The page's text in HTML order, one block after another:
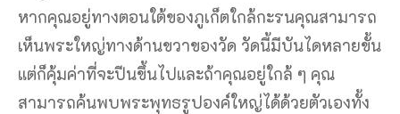
หากคุณอยู่ทางตอนใต้ของภูเก็ตใกล้กะรนคุณสามารถ
เห็นพระใหญ่ทางด้านขวาของวัด วัดนี้มีบันไดหลายขั้น
แต่ก็คุ้มค่าที่จะปีนขึ้นไปและถ้าคุณอยู่ใกล้ ๆ คุณ
สามารถค้นพบพระพุทธรูปองค์ใหญ่ได้ด้วยตัวเองทั้ง